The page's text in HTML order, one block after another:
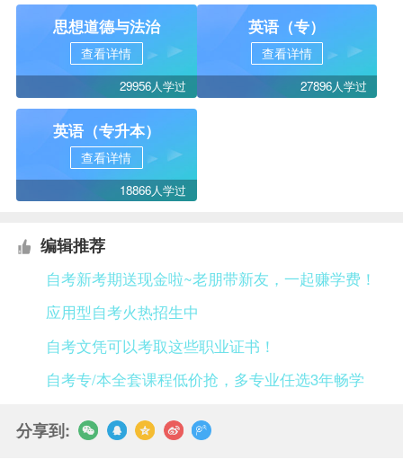
思想道德与法治
查看详情
29956人学过
英语（专）
查看详情
27896人学过
英语（专升本）
查看详情
18866人学过
编辑推荐
自考新考期送现金啦~老朋带新友，一起赚学费！
应用型自考火热招生中
自考文凭可以考取这些职业证书！
自考专/本全套课程低价抢，多专业任选3年畅学
分享到: